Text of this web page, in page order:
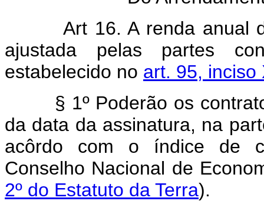
Art 16. A renda anual
ajustada pelas partes
estabelecido no art. 95, inciso
§ 1º Poderão os
da data da assinatura, na
acôrdo com o índice de
Conselho Nacional de
2º do Estatuto da Terra).